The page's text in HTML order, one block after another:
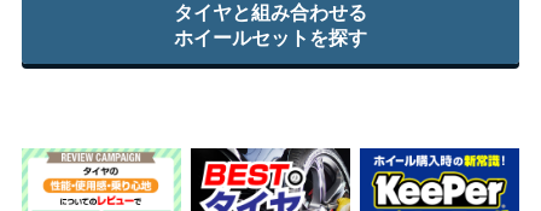
タイヤと組み合わせる
ホイールセットを探す